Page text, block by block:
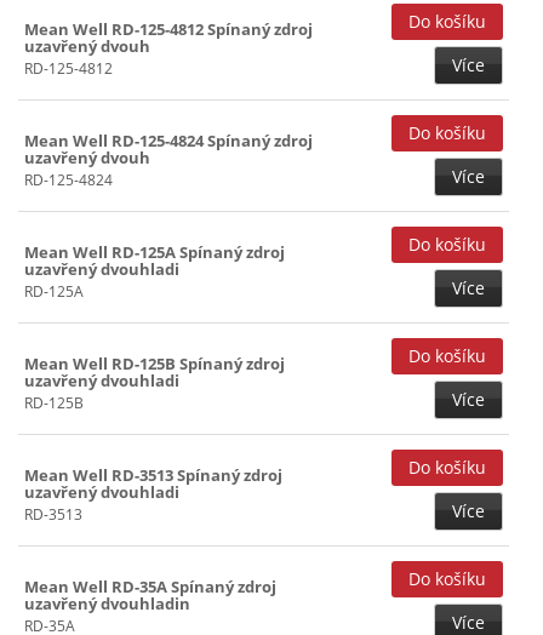
Mean Well RD-125-4812 Spínaný zdroj
uzavřený dvouh
RD-125-4812 Více
Mean Well RD-125-4824 Spínaný zdroj
uzavřený dvouh
RD-125-4824 Více
Mean Well RD-125A Spínaný zdroj
uzavřený dvouhladi
RD-125A Více
Mean Well RD-125B Spínaný zdroj
uzavřený dvouhladi
RD-125B Více
Mean Well RD-3513 Spínaný zdroj
uzavřený dvouhladi
RD-3513 Více
Mean Well RD-35A Spínaný zdroj
uzavřený dvouhladin
RD-35A Více